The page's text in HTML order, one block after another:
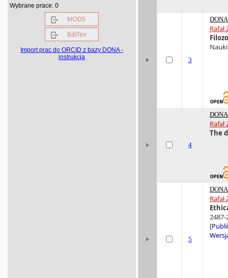
Wybrane prace: 0
MODS
BibTex
Import prac do ORCID z bazy DONA -
instrukcja
3
Rafał
Nauki
4
Rafał
The
5
Rafał
2487-
[